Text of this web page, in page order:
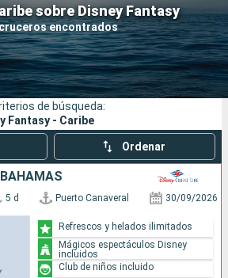
sobre Disney Fantasy
encontrados
Compañías
Buscar
de búsqueda:
Fantasy - Caribe
Ordenar
5 d Puerto Canaveral 30/09/2026
Refrescos y helados ilimitados
Mágicos espectáculos Disney
incluidos
Club de niños incluido